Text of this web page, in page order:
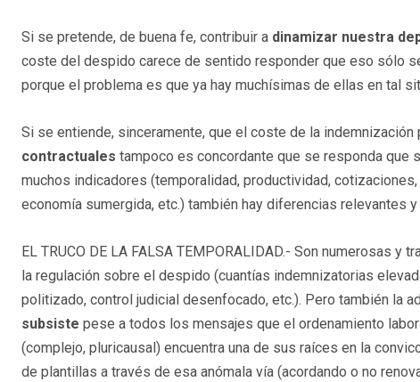
Si se pretende, de buena fe, contribuir a dinamizar nuestra
coste del despido carece de sentido responder que eso sólo
porque el problema es que ya hay muchísimas de ellas en tal
Si se entiende, sinceramente, que el coste de la
contractuales tampoco es concordante que se responda que
muchos indicadores (temporalidad, productividad,
economía sumergida, etc.) también hay diferencias relevantes
EL TRUCO DE LA FALSA TEMPORALIDAD.- Son numerosas
la regulación sobre el despido (cuantías indemnizatorias
politizado, control judicial desenfocado, etc.). Pero también la
subsiste pese a todos los mensajes que el ordenamiento
(complejo, pluricausal) encuentra una de sus raíces en la
de plantillas a través de esa anómala vía (acordando o no